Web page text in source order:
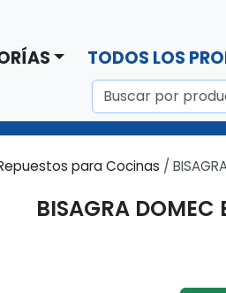
TODOS LOS
para Cocinas /
BISAGRA DOMEC